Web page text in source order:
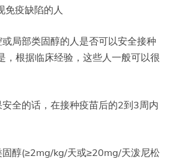
疫缺陷的人
局部类固醇的人是否可以安全接种
，根据临床经验，这些人一般可以很
全的话，在接种疫苗后的2到3周内
固醇(≥2mg/kg/天或≥20mg/天泼尼松